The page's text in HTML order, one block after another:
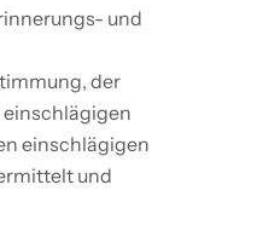
und
der
einschlägigen
und